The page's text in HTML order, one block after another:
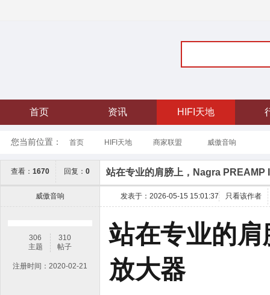
首页 资讯 HIFI天地
您当前位置： 首页 HIFI天地 商家联盟 威傲音响
查看： 1670 回复： 0
威傲音响
306
主题
310
帖子
注册时间：2020-02-21
站在专业的肩膀上，Nagra PREAMP
发表于：2026-05-15 15:01:37 只看该作者
站在专业的
放大器